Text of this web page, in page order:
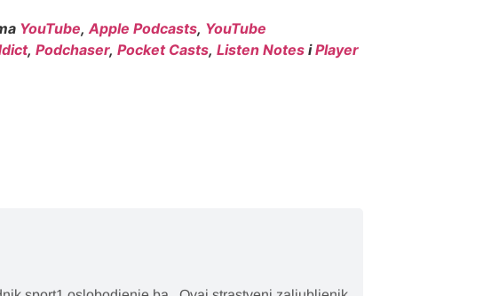
YouTube,Apple Podcasts, YouTube
,Podchaser,Pocket Casts,Listen Notes iPlayer